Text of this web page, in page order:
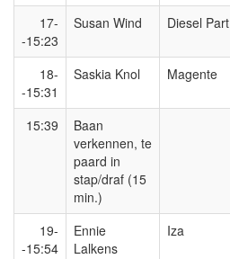
17-
-15:23
Susan Wind Diesel Part
18-
-15:31
Saskia Knol Magente
15:39
Baan
verkennen, te
paard in
stap/draf (15
min.)
19-
-15:54
Ennie
Lalkens
Iza